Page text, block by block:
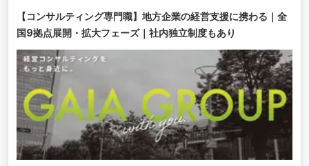
【コンサルティング専門職】地方企業の経営支援に携わる｜全
国9拠点展開・拡大フェーズ｜社内独立制度もあり